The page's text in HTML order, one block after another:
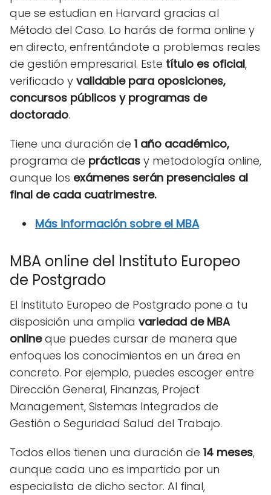
que se estudian en Harvard gracias al
Método del Caso. Lo harás de forma online y
en directo, enfrentándote a problemas reales
de gestión empresarial. Este título es oficial,
verificado y validable para oposiciones,
concursos públicos y programas de
doctorado.
Tiene una duración de 1 año académico,
programa de prácticas y metodología online,
aunque los exámenes serán presenciales al
final de cada cuatrimestre.
Más información sobre el MBA
MBA online del Instituto Europeo
de Postgrado
El Instituto Europeo de Postgrado pone a tu
disposición una amplia variedad de MBA
onlineque puedes cursar de manera que
enfoques los conocimientos en un área en
concreto. Por ejemplo, puedes escoger entre
Dirección General, Finanzas, Project
Management, Sistemas Integrados de
Gestión o Seguridad Salud del Trabajo.
Todos ellos tienen una duración de 14 meses,
aunque cada uno es impartido por un
especialista de dicho sector. Al final,